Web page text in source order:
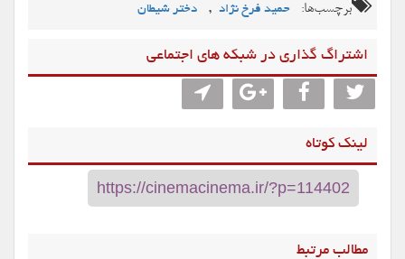
برچسب‌ها: حمید فرخ نژاد , دختر شیطان
اشتراگ گذاری در شبکه های اجتماعی
لینک کوتاه
مطالب مرتبط